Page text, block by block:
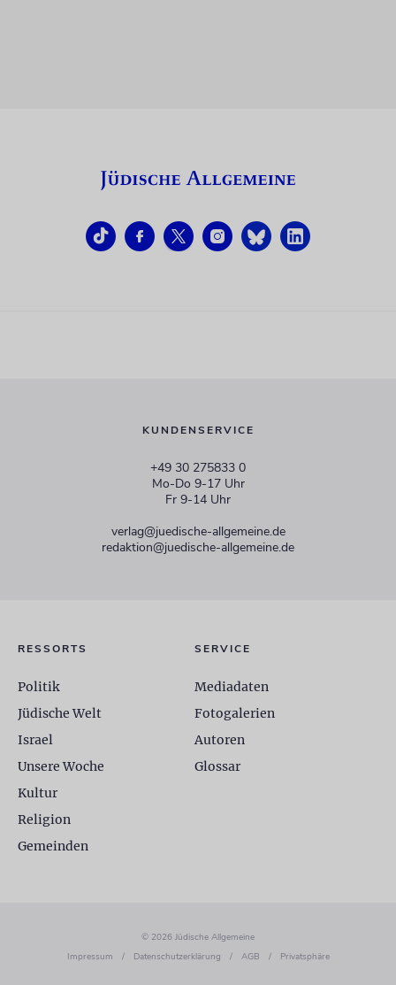
KUNDENSERVICE
+49 30 275833 0
Mo-Do 9-17 Uhr
Fr 9-14 Uhr
verlag@juedische-allgemeine.de
redaktion@juedische-allgemeine.de
RESSORTS
Politik
Jüdische Welt
Israel
Unsere Woche
Kultur
Religion
Gemeinden
SERVICE
Mediadaten
Fotogalerien
Autoren
Glossar
© 2026 Jüdische Allgemeine
Impressum
/ Datenschutzerklärung / AGB / Privatsphäre